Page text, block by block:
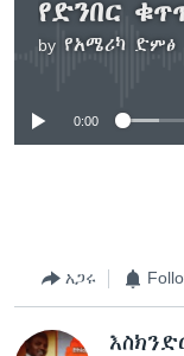
by የአሜሪካ ድምፅ
No
0:00
አጋሩ